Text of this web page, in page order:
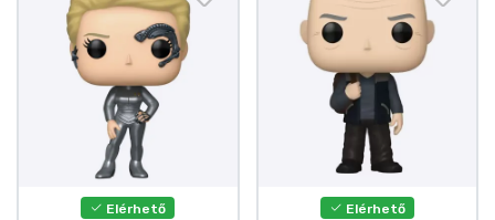
Elérhető Elérhető